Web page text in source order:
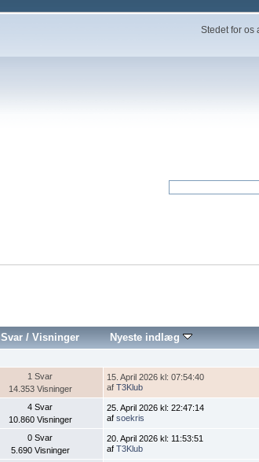
Stedet for os
Svar/ Visninger Nyeste indlæg
1 Svar
14.353 Visninger
15. April 2026 kl: 07:54:40
afT3Klub
4 Svar
10.860 Visninger
25. April 2026 kl: 22:47:14
afsoekris
0 Svar
5.690 Visninger
20. April 2026 kl: 11:53:51
afT3Klub